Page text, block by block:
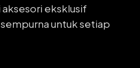
eksklusif
untuk setiap